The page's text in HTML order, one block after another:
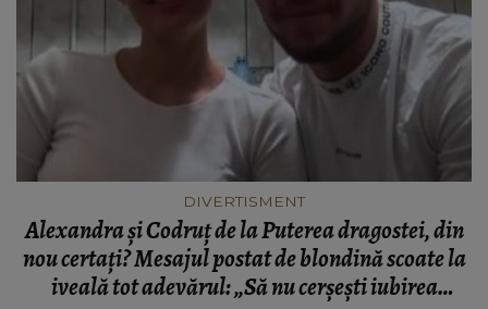
DIVERTISMENT
Alexandra și Codruț de la Puterea dragostei, din
nou certați? Mesajul postat de blondină scoate la
iveală tot adevărul: „Să nu cerșești iubirea